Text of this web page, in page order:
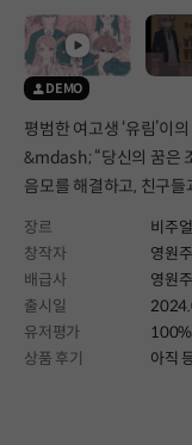
DEMO
평범한 여고생 ‘유림’이
&mdash; “당신의 꿈은 조작되고 있습
음모를 해결하고, 친구
장르 비주
창작자
영원
배급사
영원
출시일
유저평가
상품 후기
아직